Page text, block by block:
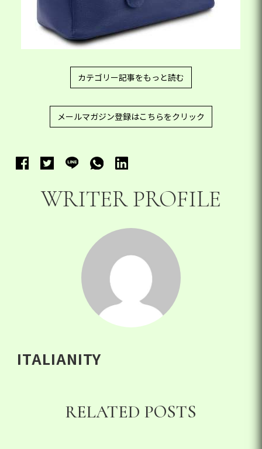
カテゴリー記事をもっと読む
メールマガジン登録はこちらをクリック
WRITER PROFILE
ITALIANITY
RELATED POSTS